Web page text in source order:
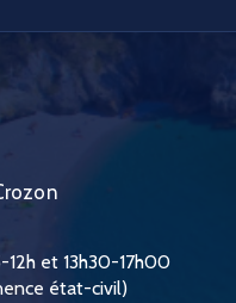
12h et 13h30-17h00
état-civil)